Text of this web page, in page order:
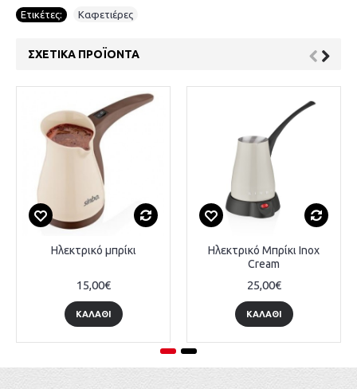
Ετικέτες: Καφετιέρες
ΣΧΕΤΙΚΆ ΠΡΟΪΌΝΤΑ
Ηλεκτρικό μπρίκι
15,00€
ΚΑΛΆΘΙ
Ηλεκτρικό Μπρίκι Inox
Cream
25,00€
ΚΑΛΆΘΙ